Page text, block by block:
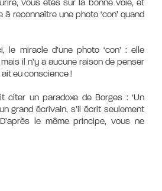
vous êtes sur la bonne voie, et
reconnaître une photo ‘con’ quand
le miracle d’une photo ‘con’ : elle
il n’y a aucune raison de penser
eu conscience !
citer un paradoxe de Borges : ‘Un
grand écrivain, s’il écrit seulement
le même principe, vous ne